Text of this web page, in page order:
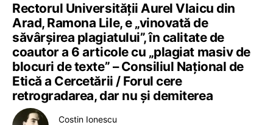
Rectorul Universității Aurel Vlaicu din
Arad, Ramona Lile, e „vinovată de
săvârșirea plagiatului”, în calitate de
coautor a 6 articole cu „plagiat masiv de
blocuri de texte” – Consiliul Național de
Etică a Cercetării / Forul cere
retrogradarea, dar nu și demiterea
Costin Ionescu